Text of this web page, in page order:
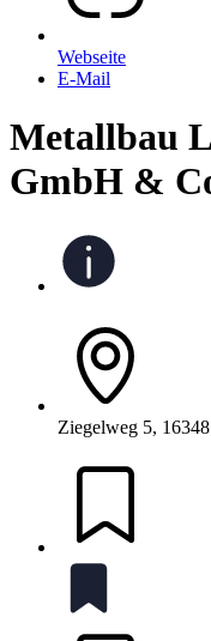
Webseite
E-Mail
Metallbau
GmbH &
Ziegelweg 5,